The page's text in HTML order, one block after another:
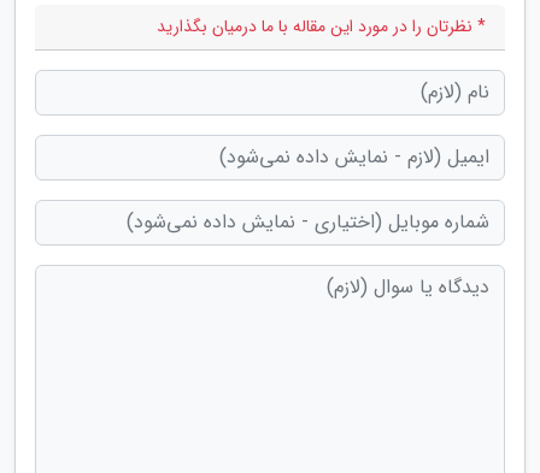
* نظرتان را در مورد این مقاله با ما درمیان بگذارید